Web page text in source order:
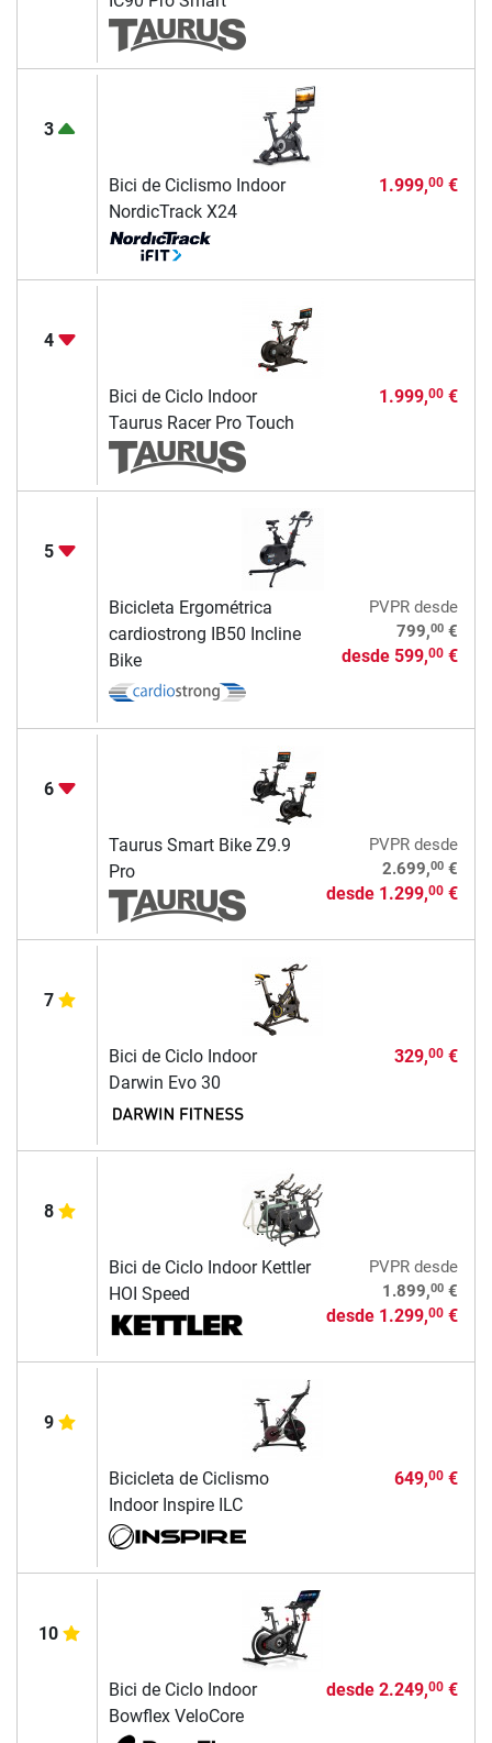
3
Bici de Ciclismo Indoor
NordicTrack X24
1.999,00€
4
Bici de Ciclo Indoor
Taurus Racer Pro Touch
1.999,00€
5
Bicicleta Ergométrica
cardiostrong IB50 Incline
Bike
PVPRdesde
799,00€
desde 599,00€
6
Taurus Smart Bike Z9.9
Pro
PVPRdesde
2.699,00€
desde 1.299,00€
7
Bici de Ciclo Indoor
Darwin Evo 30
329,00€
8
Bici de Ciclo Indoor Kettler
HOI Speed
PVPRdesde
1.899,00€
desde 1.299,00€
9
Bicicleta de Ciclismo
Indoor Inspire ILC
649,00€
10
Bici de Ciclo Indoor
Bowflex VeloCore
desde 2.249,00€